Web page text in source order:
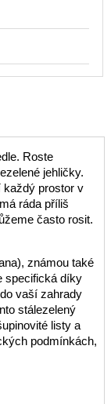
Roste
jehličky.
každý prostor v
ráda příliš
často rosit.
známou také
specifická díky
vaší zahrady
stálezelený
listy a
podmínkách,